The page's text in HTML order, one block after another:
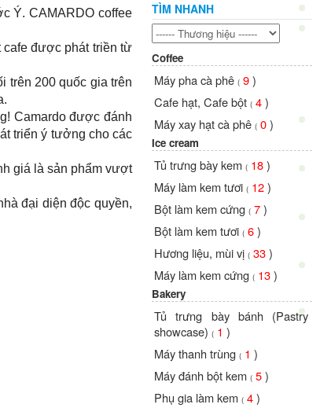
Ý. CAMARDO coffee
cafe được phát triền từ
trên 200 quốc gia trên
Camardo được đánh
triển ý tưởng cho các
giá là sản phẩm vượt
đại diện độc quyền,
TÌM NHANH
Coffee
Máy pha cà phê ( 9)
Cafe hạt, Cafe bột ( 4)
Máy xay hạt cà phê ( 0)
Ice cream
Tủ trưng bày kem ( 18)
Máy làm kem tươi ( 12)
Bột làm kem cứng ( 7)
Bột làm kem tươi ( 6)
Hương liệu, mùi vị ( 33)
Máy làm kem cứng ( 13)
Bakery
Tủ trưng bày bánh (Pastry
showcase) ( 1 )
Máy thanh trùng ( 1 )
Máy đánh bột kem ( 5)
Phụ gia làm kem ( 4)